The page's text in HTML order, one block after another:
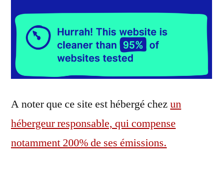
A noter que ce site est hébergé chez un
hébergeur responsable, qui compense
notamment 200% de ses émissions.